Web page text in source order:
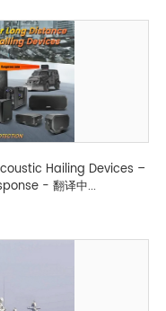
Hailing Devices –
- 翻译中...